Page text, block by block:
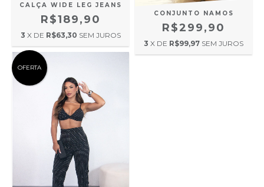
CALÇA WIDE LEG JEANS
R$189,90
3 X DE R$63,30 SEM JUROS
CONJUNTO NAMOS
R$299,90
3 X DE R$99,97 SEM JUROS
OFERTA